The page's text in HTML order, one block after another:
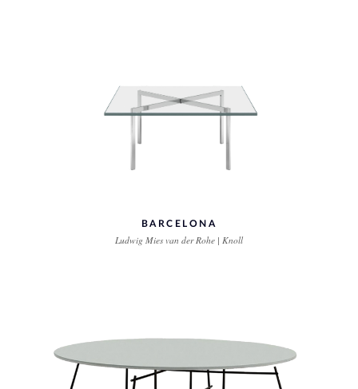
BARCELONA
Ludwig Mies van der Rohe | Knoll